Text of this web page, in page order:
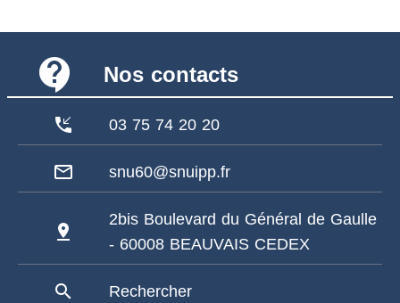
contact_support Nos contacts
phone_callback 03 75 74 20 20
mail_outline snu60@snuipp.fr
pin_drop
2bis Boulevard du Général de Gaulle
- 60008 BEAUVAIS CEDEX
search Rechercher